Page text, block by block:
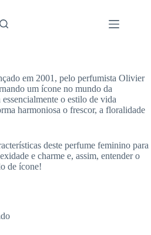
em 2001, pelo perfumista Olivier
um ícone no mundo da
o estilo de vida
harmoniosa o frescor, a floralidade
deste perfume feminino para
e charme e, assim, entender o
de ícone!